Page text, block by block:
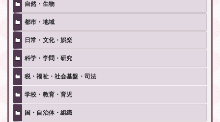
自然・生物
都市・地域
日常・文化・娯楽
科学・学問・研究
税・福祉・社会基盤・司法
学校・教育・育児
国・自治体・組織